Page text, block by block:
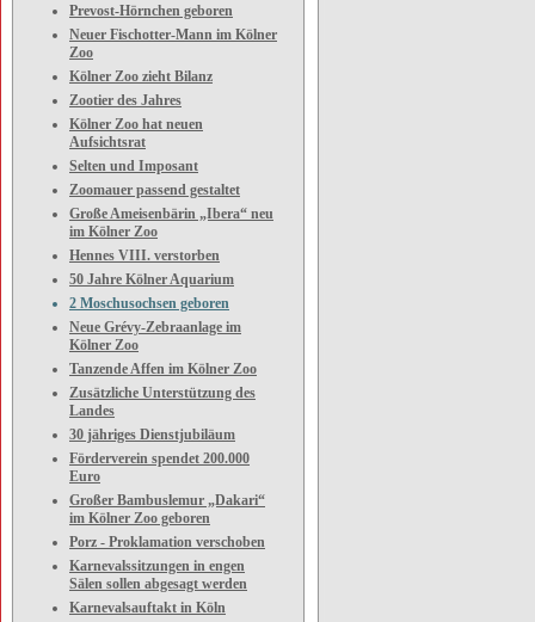
Prevost-Hörnchen geboren
Neuer Fischotter-Mann im Kölner
Zoo
Kölner Zoo zieht Bilanz
Zootier des Jahres
Kölner Zoo hat neuen
Aufsichtsrat
Selten und Imposant
Zoomauer passend gestaltet
Große Ameisenbärin „Ibera“ neu
im Kölner Zoo
Hennes VIII. verstorben
50 Jahre Kölner Aquarium
2 Moschusochsen geboren
Neue Grévy-Zebraanlage im
Kölner Zoo
Tanzende Affen im Kölner Zoo
Zusätzliche Unterstützung des
Landes
30 jähriges Dienstjubiläum
Förderverein spendet 200.000
Euro
Großer Bambuslemur „Dakari“
im Kölner Zoo geboren
Porz - Proklamation verschoben
Karnevalssitzungen in engen
Sälen sollen abgesagt werden
Karnevalsauftakt in Köln